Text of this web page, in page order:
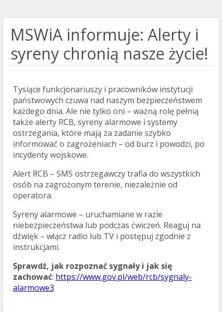
MSWiA informuje: Alerty i
syreny chronią nasze życie!
Tysiące funkcjonariuszy i pracowników instytucji
państwowych czuwa nad naszym bezpieczeństwem
każdego dnia. Ale nie tylko oni – ważną rolę pełnią
także alerty RCB, syreny alarmowe i systemy
ostrzegania, które mają za zadanie szybko
informować o zagrożeniach – od burz i powodzi, po
incydenty wojskowe.
Alert RCB – SMS ostrzegawczy trafia do wszystkich
osób na zagrożonym terenie, niezależnie od
operatora.
Syreny alarmowe – uruchamiane w razie
niebezpieczeństwa lub podczas ćwiczeń. Reaguj na
dźwięk – włącz radio lub TV i postępuj zgodnie z
instrukcjami.
Sprawdź, jak rozpoznać sygnały i jak się
zachować: https://www.gov.pl/web/rcb/sygnaly-
alarmowe3